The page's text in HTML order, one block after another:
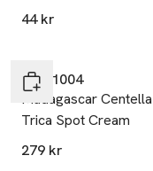
44 kr
SKIN1004
Madagascar Centella
Trica Spot Cream
279 kr